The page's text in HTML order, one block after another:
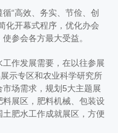
“高效、务实、节俭、创
化开幕式程序，优化办会
参会各方最大受益。
作发展需要，在以往参展
示专区和农业科学研究所
场需求，规划5大主题展
展区，肥料机械、包装设
肥水工作成就展区，方便